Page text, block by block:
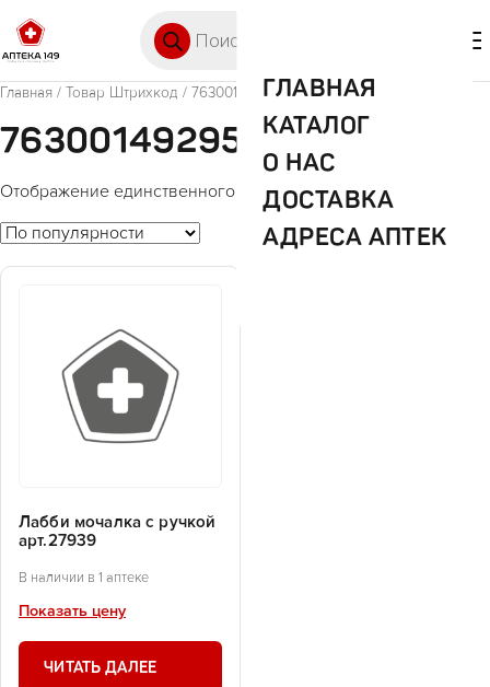
ГЛАВНАЯ
КАТАЛОГ
О НАС
ДОСТАВКА
АДРЕСА АПТЕК
Главная / Товар Штрихкод / 7630014929573
7630014929573
Отображение единственного товара
Лабби мочалка с ручкой
арт.27939
В наличии в 1 аптеке
Показать цену
ЧИТАТЬ ДАЛЕЕ